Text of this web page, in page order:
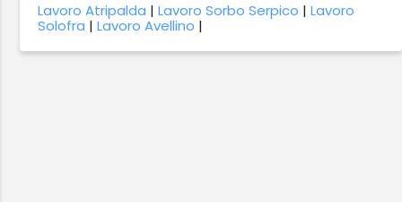
Lavoro Atripalda |Lavoro Sorbo Serpico |Lavoro
Solofra |Lavoro Avellino |